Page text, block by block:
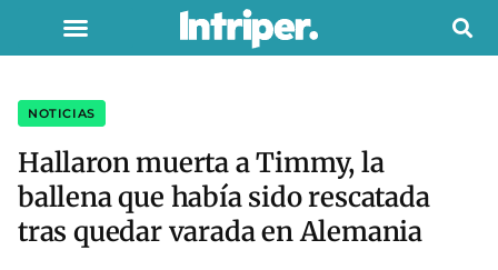
NOTICIAS
Hallaron muerta a Timmy, la
ballena que había sido rescatada
tras quedar varada en Alemania